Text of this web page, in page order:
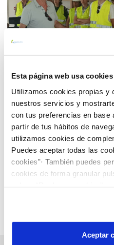
Esta página web usa cookies
Utilizamos cookies propias y
nuestros servicios y
con tus preferencias en base
partir de tus hábitos de
utilizamos cookies de
Puedes aceptar todas las
cookies”· También puedes
cookies de forma granular
son indispensables para que
por tanto no se pueden
más información en nuestra
Aceptar
27 MAY 2025
Alumnos de la
una visita a la Estación de
Potable (ETAP) “El
y al Manantial de
Anterior